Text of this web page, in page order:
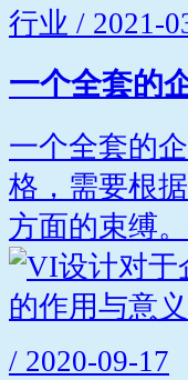
行业 / 2021-
一个全套的
一个全套的
格，需要根
方面的束缚
/ 2020-09-17